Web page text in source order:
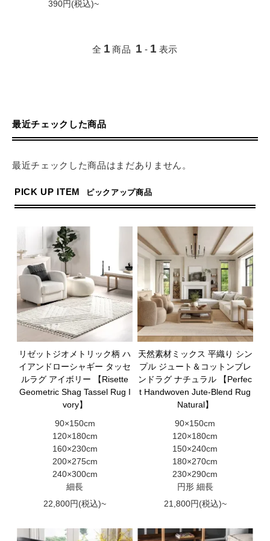
390円(税込)~
全 1 商品 1 - 1 表示
最近チェックした商品
最近チェックした商品はまだありません。
PICK UP ITEM ピックアップ商品
リゼットジオメトリック柄 ハ
イアンドローシャギー タッセ
ルラグ アイボリー 【Risette
Geometric Shag Tassel Rug I
vory】
90×150cm
120×180cm
160×230cm
200×275cm
240×300cm
細長
22,800円(税込)~
天然素材ミックス 平織り シン
プル ジュート＆コットンブレ
ンドラグ ナチュラル 【Perfec
t Handwoven Jute-Blend Rug
Natural】
90×150cm
120×180cm
150×240cm
180×270cm
230×290cm
円形 細長
21,800円(税込)~